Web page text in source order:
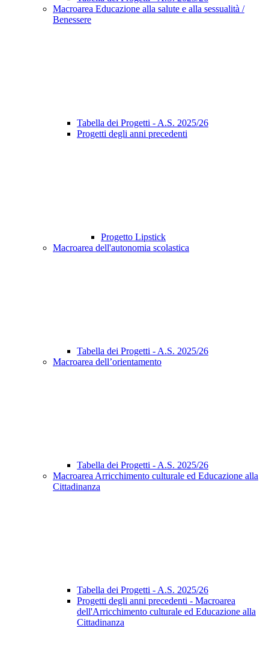
Macroarea Educazione alla salute e alla sessualità /
Benessere
Tabella dei Progetti - A.S. 2025/26
Progetti degli anni precedenti
Progetto Lipstick
Macroarea dell'autonomia scolastica
Tabella dei Progetti - A.S. 2025/26
Macroarea dell’orientamento
Tabella dei Progetti - A.S. 2025/26
Macroarea Arricchimento culturale ed Educazione alla
Cittadinanza
Tabella dei Progetti - A.S. 2025/26
Progetti degli anni precedenti - Macroarea
dell'Arricchimento culturale ed Educazione alla
Cittadinanza